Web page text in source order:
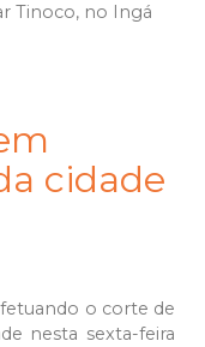
Tinoco, no Ingá
cidade
o corte de
nesta sexta-feira